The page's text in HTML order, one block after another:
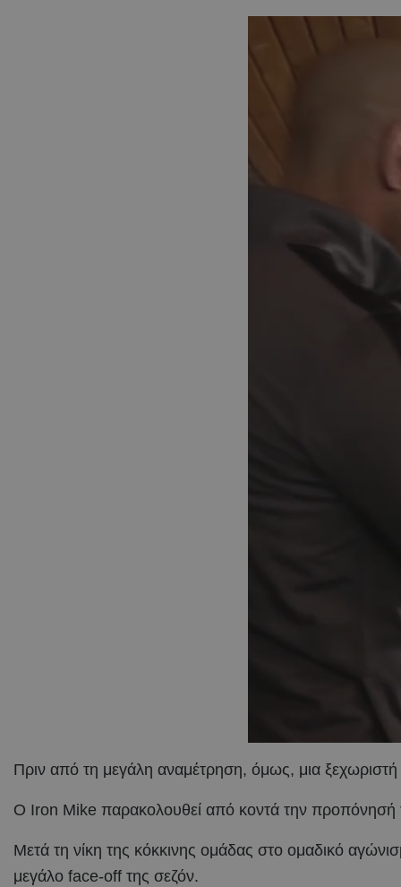
Πριν από τη μεγάλη αναμέτρηση, όμως, μια
Ο Iron Mike παρακολουθεί από κοντά την προπόνησή
Μετά τη νίκη της κόκκινης ομάδας στο ομαδικό
μεγάλο face-off της σεζόν.